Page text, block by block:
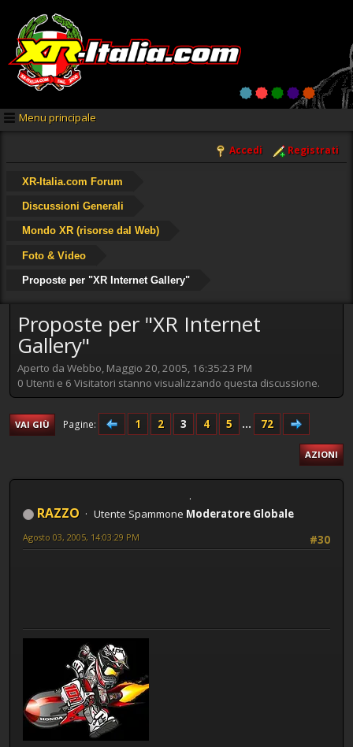
Menu principale
Accedi Registrati
XR-Italia.com Forum
Discussioni Generali
Mondo XR (risorse dal Web)
Foto & Video
Proposte per "XR Internet Gallery"
Proposte per "XR Internet
Gallery"
Aperto da Webbo, Maggio 20, 2005, 16:35:23 PM
0 Utenti e 6 Visitatori stanno visualizzando questa discussione.
VAI GIÙ Pagine 1 2 3 4 5 ... 72
AZIONI
RAZZO Utente Spammone Moderatore Globale
#30
Agosto 03, 2005, 14:03:29 PM